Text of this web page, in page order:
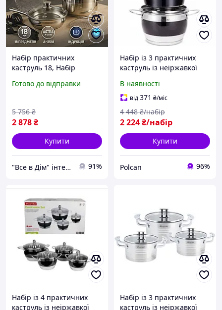
Набір практичних
каструль 18, Набір
антипригарним дном,
56
Готово до відправки
2 878₴
5 756 ₴
Купити
"Все в Дім" інтернет-магазин 91%
Набір із 3 практичних
каструль із неіржавкої
л) Каструля індукційна
набори каструль
В наявності
від371 ₴/міс
2 224₴/набір
4 448 ₴/набір
Купити
Polcan 96%
Набір із 4 практичних
каструль із неіржавкої
Набір із 3 практичних
каструль із неіржавкої